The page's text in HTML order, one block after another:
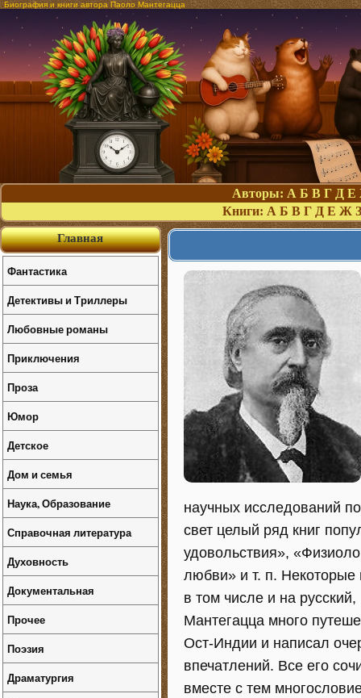
Биография и книги автора Паоло Мантегацца
Авторы: А Б В Г Д Е
Книги: А Б В Г Д Е Ж З
научных исследований
свет целый ряд книг
удовольствия»,
любви» и т. п. Некоторые
в том числе и на
Мантегацца много
Ост-Индии и написал
впечатлений. Все его
вместе с тем
Главная
Фантастика
Детективы и Триллеры
Любовные романы
Приключения
Проза
Юмор
Детское
Дом и семья
Наука, Образование
Справочная литература
Духовность
Документальная
Прочее
Поэзия
Драматургия